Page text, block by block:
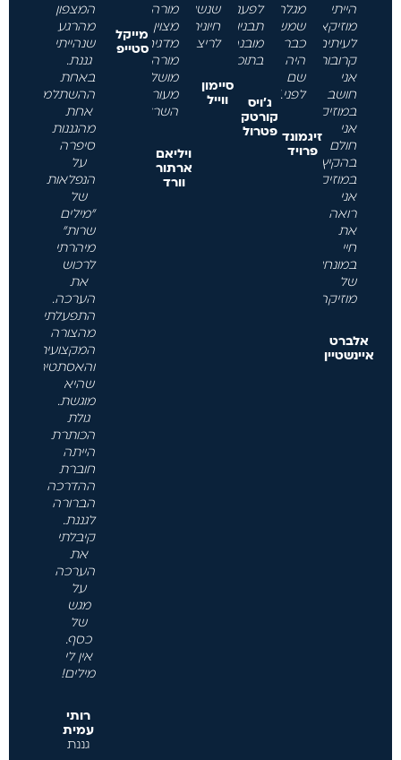
הייתי
מוזיקאי.
לעיתים
קרובות
אני
חושב
במוזיקה.
אני
חולם
בהקיץ
במוזיקה.
אני
רואה
את
חיי
במונחים
של
מוזיקה"
אלברט
איינשטיין
מגלה
שמשורר
כבר
היה
שם
לפני."
זיגמונד
פרויד
לפענח
תבניות
מובנה
בתוכנו."
ג'ויס
קורטק
פטרול
שנשימה
חיונית
לריצה."
סיימון
ווייל
מורה
מצוין
מדגים.
מורה
מושלם
מעורר
השראה."
ויליאם
ארתור
וורד
מייקל
סטייפ
המצפון
מהרגע
שנהייתי
גננת.
באחת
ההשתלמויות
אחת
מהגננות
סיפרה
על
הנפלאות
של
"מילים
שרות"
מיהרתי
לרכוש
את
הערכה.
התפעלתי
מהצורה
המקצועית
והאסתטית
שהיא
מוגשת.
גולת
הכותרת
הייתה
חוברת
ההדרכה
הברורה
לגננת.
קיבלתי
את
הערכה
על
מגש
של
כסף.
אין לי
מילים!
רותי
עמית
גננת